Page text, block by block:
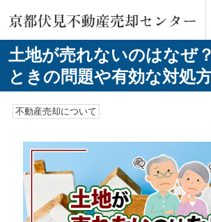
土地が売れないのはなぜ
ときの問題や有効な対処
不動産売却について